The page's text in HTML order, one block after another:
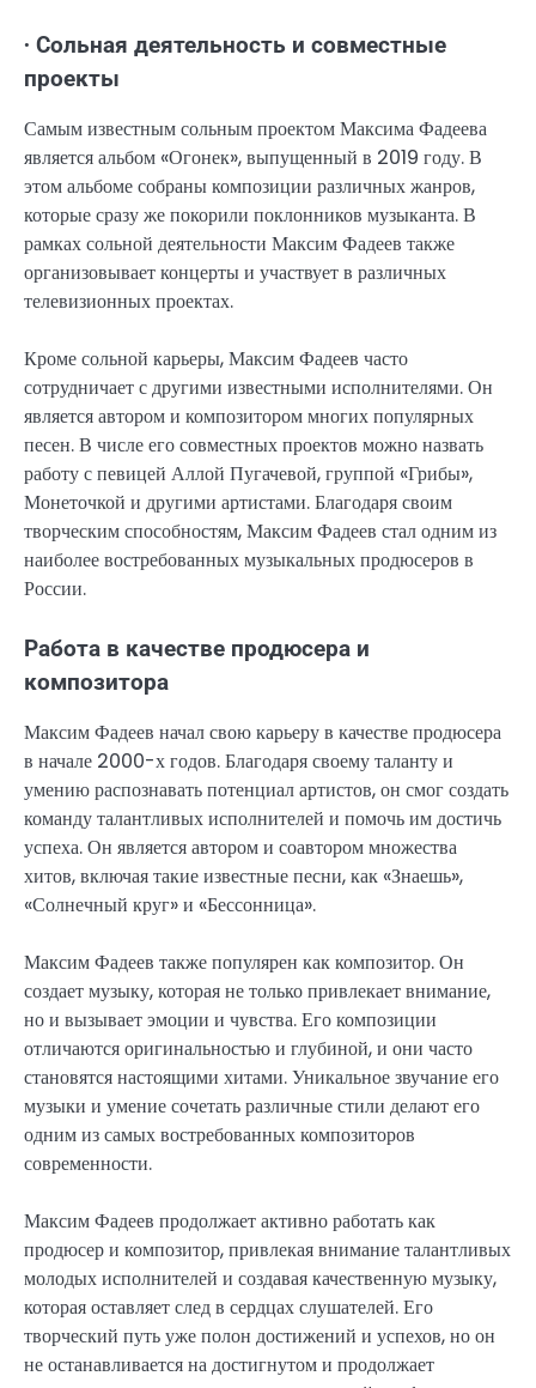
∙ Сольная деятельность и совместные
проекты
Самым известным сольным проектом Максима Фадеева
является альбом «Огонек», выпущенный в 2019 году. В
этом альбоме собраны композиции различных жанров,
которые сразу же покорили поклонников музыканта. В
рамках сольной деятельности Максим Фадеев также
организовывает концерты и участвует в различных
телевизионных проектах.
Кроме сольной карьеры, Максим Фадеев часто
сотрудничает с другими известными исполнителями. Он
является автором и композитором многих популярных
песен. В числе его совместных проектов можно назвать
работу с певицей Аллой Пугачевой, группой «Грибы»,
Монеточкой и другими артистами. Благодаря своим
творческим способностям, Максим Фадеев стал одним из
наиболее востребованных музыкальных продюсеров в
России.
Работа в качестве продюсера и
композитора
Максим Фадеев начал свою карьеру в качестве продюсера
в начале 2000-х годов. Благодаря своему таланту и
умению распознавать потенциал артистов, он смог создать
команду талантливых исполнителей и помочь им достичь
успеха. Он является автором и соавтором множества
хитов, включая такие известные песни, как «Знаешь»,
«Солнечный круг» и «Бессонница».
Максим Фадеев также популярен как композитор. Он
создает музыку, которая не только привлекает внимание,
но и вызывает эмоции и чувства. Его композиции
отличаются оригинальностью и глубиной, и они часто
становятся настоящими хитами. Уникальное звучание его
музыки и умение сочетать различные стили делают его
одним из самых востребованных композиторов
современности.
Максим Фадеев продолжает активно работать как
продюсер и композитор, привлекая внимание талантливых
молодых исполнителей и создавая качественную музыку,
которая оставляет след в сердцах слушателей. Его
творческий путь уже полон достижений и успехов, но он
не останавливается на достигнутом и продолжает